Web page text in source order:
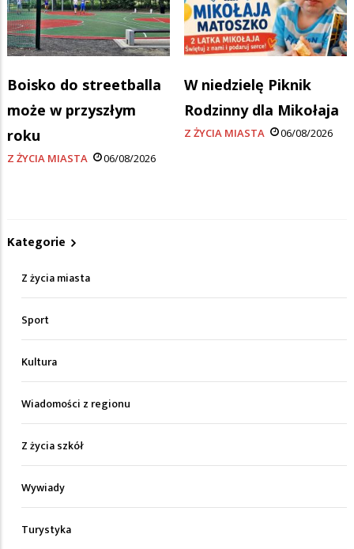
Boisko do streetballa
może w przyszłym
roku
Z ŻYCIA MIASTA 06/08/2026
W niedzielę Piknik
Rodzinny dla Mikołaja
Z ŻYCIA MIASTA 06/08/2026
Kategorie
Z życia miasta
Sport
Kultura
Wiadomości z regionu
Z życia szkół
Wywiady
Turystyka